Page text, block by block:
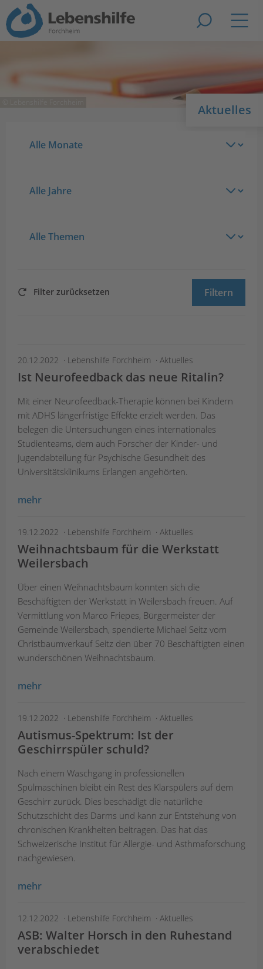
Zur Suche
Aktuelles
Monate
Alle Monate
Jahre
Alle Jahre
Themen
Alle Themen
Filter zurücksetzen Filtern
20.12.2022 Lebenshilfe Forchheim Aktuelles
Ist Neurofeedback das neue Ritalin?
Mit einer Neurofeedback-Therapie können bei Kindern
mit ADHS längerfristige Effekte erzielt werden. Das
belegen die Untersuchungen eines internationales
Studienteams, dem auch Forscher der Kinder- und
Jugendabteilung für Psychische Gesundheit des
Universitätsklinikums Erlangen angehörten.
mehr
19.12.2022 Lebenshilfe Forchheim Aktuelles
Weihnachtsbaum für die Werkstatt
Weilersbach
Über einen Weihnachtsbaum konnten sich die
Beschäftigten der Werkstatt in Weilersbach freuen. Auf
Vermittlung von Marco Friepes, Bürgermeister der
Gemeinde Weilersbach, spendierte Michael Seitz vom
Christbaumverkauf Seitz den über 70 Beschäftigten einen
wunderschönen Weihnachtsbaum.
mehr
19.12.2022 Lebenshilfe Forchheim Aktuelles
Autismus-Spektrum: Ist der
Geschirrspüler schuld?
Nach einem Waschgang in professionellen
Spülmaschinen bleibt ein Rest des Klarspülers auf dem
Geschirr zurück. Dies beschädigt die natürliche
Schutzschicht des Darms und kann zur Entstehung von
chronischen Krankheiten beitragen. Das hat das
Schweizerische Institut für Allergie- und Asthmaforschung
nachgewiesen.
mehr
12.12.2022 Lebenshilfe Forchheim Aktuelles
ASB: Walter Horsch in den Ruhestand
verabschiedet